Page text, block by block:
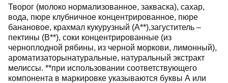
Творог (молоко нормализованное, закваска), сахар,
вода, пюре клубничное концентрированное, пюре
банановое, крахмал кукурузный (А**),загуститель –
пектины (В**), соки концентрированные (из
черноплодной рябины, из черной моркови, лимонный),
ароматизаторынатуральные, натуральный экстракт
мелиссы. **при использовании соответствующего
компонента в маркировке указываются буквы А или